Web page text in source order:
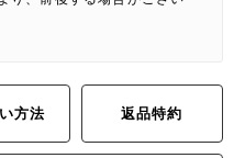
方法 返品特約